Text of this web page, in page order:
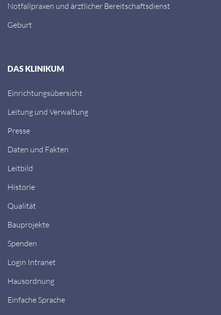
Notfallpraxen und ärztlicher Bereitschaftsdienst
Geburt
DAS KLINIKUM
Einrichtungsübersicht
Leitung und Verwaltung
Presse
Daten und Fakten
Leitbild
Historie
Qualität
Bauprojekte
Spenden
Login Intranet
Hausordnung
Einfache Sprache